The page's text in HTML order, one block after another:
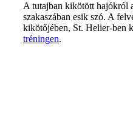
A tutajban kikötött hajókról
szakaszában esik szó. A
kikötőjében, St. Helier-ben
tréningen.